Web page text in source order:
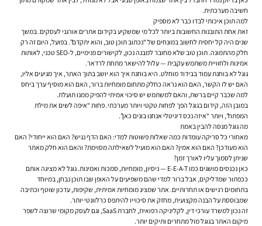
חשיבה מערכתית.
למה תוכן איכותי לבדו כבר לא מספיק
זאת אחת התובנות החשובות ביותר לכל מי שמשקיע בקידום אתרים אורגני לעסקים. במשך
שנים היה קל יחסית לחשוב במונחים של “נכתוב תוכן טוב, והוא יתקדם”. בפועל, היום זה רק
חלק מהתמונה. תוכן טוב שלא מחובר למבנה נכון, לקישורים פנימיים, ל-SEO טכני, לאותות
אמינות ולחוויית משתמש עקבית — עלול להישאר מתחת לרדאר.
גוגל לא בוחנת עמוד בבידוד מוחלט. היא בוחנת איך הוא יושב בתוך האתר, איך מגיעים אליו,
האם יש לו הקשר, האם הוא נראה כחלק מתחום מומחיות ברור, האם הוא מוסיף ערך ביחס
למה שכבר קיים ברשת, והאם למשתמש יש סיכוי אמיתי להפיק ממנו תועלת.
במובן הזה, קידום בגוגל הפך לפחות טקטי ויותר מערכתי. פחות “איפה לשים את מילת
המפתח”, ויותר “איזה נכס דיגיטלי אנחנו בונים כאן”.
מה גוגל מנסה להבין באמת
מאחורי כל סריקה עומדות כמה שאלות פשוטות למדי: האם הדף נגיש? האם הוא ייחודי? האם
הוא מעודכן? האם הוא אמין? האם הוא מועיל לשאילתה מסוימת? והאם הוא חלק מאתר
שניתן לסמוך עליו לאורך זמן?
כאן נכנסים מושגים כמו E-E-A-T — ניסיון, מומחיות, סמכות ואמינות. גוגל לא מציגה אותם
ככפתור שמדליקים, אבל ברור למדי שהם משפיעים על האופן שבו תוכן נבחן, במיוחד
בתחומים רגישים או תחרותיים. אתר שמציג מומחיות אמיתית, שקיפות, עדכון שוטף וכתיבה
שמבוססת על הבנה מקצועית, מחזק את סיכוייו להיתפס כרלוונטי יותר.
זה נכון למשרד עורכי דין, לקליניקה רפואית, לחברת SaaS, וגם לעסק מקומי שרוצה לשפר
מיקום האתר בגוגל מול מתחרים ותיקים יותר.